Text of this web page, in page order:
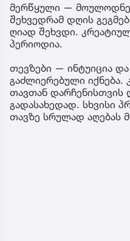
მერწყული —
შეხვედრამ დღის
ღიად შეხვდი.
პერიოდია.
თევზები — ინტუიცია
გაძლიერებული იქნება.
თავთან დარჩენისთვის
გადასახედად. სხვისი
თავზე სრულად აღებას